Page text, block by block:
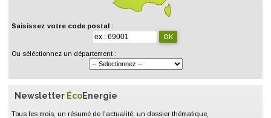
Saisissez votre code postal :
Ou séléctionnez un département :
Newsletter ÉcoEnergie
Tous les mois, un résumé de l'actualité, un dossier thématique,